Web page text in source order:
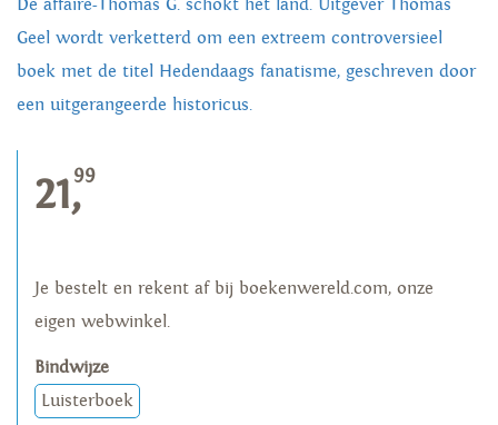
De affaire-Thomas G. schokt het land. Uitgever Thomas
Geel wordt verketterd om een extreem controversieel
boek met de titel Hedendaags fanatisme, geschreven door
een uitgerangeerde historicus.
21,99
Je bestelt en rekent af bij boekenwereld.com, onze
eigen webwinkel.
Bindwijze
Luisterboek